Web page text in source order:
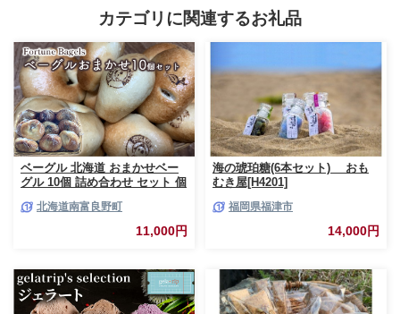
カテゴリに関連するお礼品
ベーグル 北海道 おまかせベー
グル 10個 詰め合わせ セット 個
酵母 天然酵母パン ナッツ チョ
コ チーズ レーズン いちじく ベ
ーコン ソーセージ キャラメル
北海道南富良野町
11,000円
海の琥珀糖(6本セット) おも
むき屋[H4201]
福岡県福津市
14,000円